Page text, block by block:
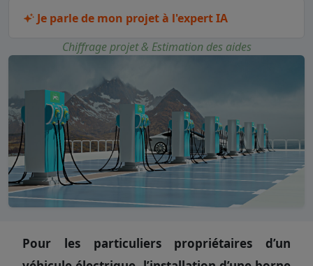
Je parle de mon projet à l'expert IA
Chiffrage projet & Estimation des aides
Pour les particuliers propriétaires d’un